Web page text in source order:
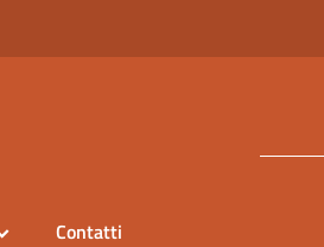
Contatti